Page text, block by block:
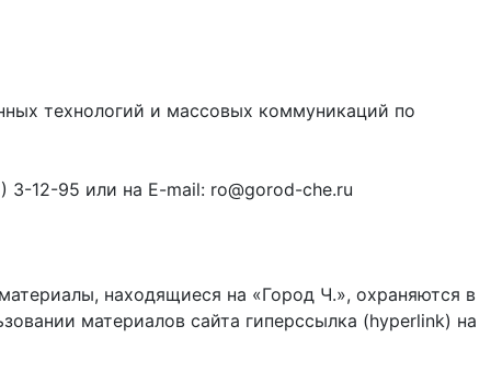
технологий и массовых коммуникаций по
12-95 или на E-mail: ro@gorod-che.ru
находящиеся на «Город Ч.», охраняются в
материалов сайта гиперссылка (hyperlink) на